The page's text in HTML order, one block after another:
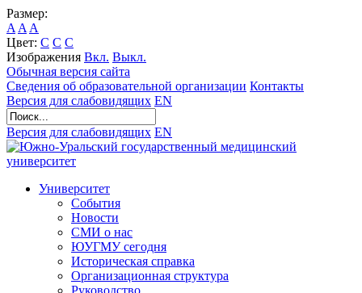
Размер:
A A A
Цвет: C C C
Изображения Вкл. Выкл.
Обычная версия сайта
Сведения об образовательной организации Контакты
Версия для слабовидящих EN
Версия для слабовидящих EN
Университет
События
Новости
СМИ о нас
ЮУГМУ сегодня
Историческая справка
Организационная структура
Руководство